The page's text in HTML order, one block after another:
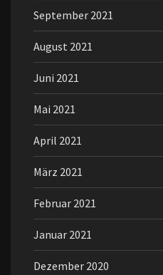
September 2021
August 2021
Juni 2021
Mai 2021
April 2021
März 2021
Februar 2021
Januar 2021
Dezember 2020